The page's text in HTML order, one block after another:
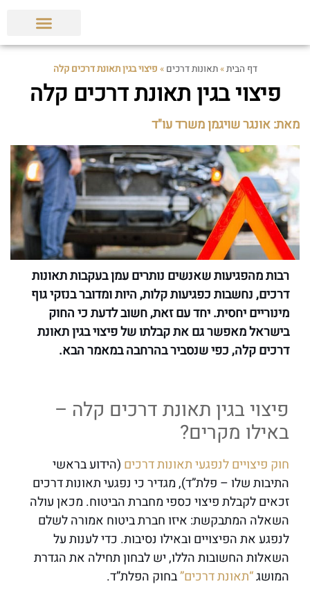
דף הבית»תאונות דרכים » פיצוי בגין תאונת דרכים קלה
פיצוי בגין תאונת דרכים קלה
מאת: אונגר שויגמן משרד עו"ד
רבות מהפגיעות שאנשים נותרים עמן בעקבות תאונות
דרכים, נחשבות כפגיעות קלות, היות ומדובר בנזקי גוף
מינוריים יחסית. יחד עם זאת, חשוב לדעת כי החוק
בישראל מאפשר גם את קבלתו של פיצוי בגין תאונת
דרכים קלה, כפי שנסביר בהרחבה במאמר הבא.
פיצוי בגין תאונת דרכים קלה –
באילו מקרים?
חוק פיצויים לנפגעי תאונות דרכים (הידוע בראשי
התיבות שלו – פלת”ד), מגדיר כי נפגעי תאונות דרכים
זכאים לקבלת פיצוי כספי מחברת הביטוח. מכאן עולה
השאלה המתבקשת: איזו חברת ביטוח אמורה לשלם
לנפגע את הפיצויים ובאילו נסיבות. כדי לענות על
השאלות החשובות הללו, יש לבחון תחילה את הגדרת
המושג“תאונת דרכים”בחוק הפלת”ד.